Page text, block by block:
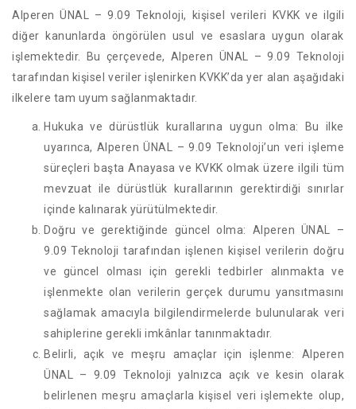
Alperen ÜNAL – 9.09 Teknoloji, kişisel verileri KVKK ve ilgili
diğer kanunlarda öngörülen usul ve esaslara uygun olarak
işlemektedir. Bu çerçevede, Alperen ÜNAL – 9.09 Teknoloji
tarafından kişisel veriler işlenirken KVKK’da yer alan aşağıdaki
ilkelere tam uyum sağlanmaktadır.
Hukuka ve dürüstlük kurallarına uygun olma: Bu ilke
uyarınca, Alperen ÜNAL – 9.09 Teknoloji’un veri işleme
süreçleri başta Anayasa ve KVKK olmak üzere ilgili tüm
mevzuat ile dürüstlük kurallarının gerektirdiği sınırlar
içinde kalınarak yürütülmektedir.
Doğru ve gerektiğinde güncel olma: Alperen ÜNAL –
9.09 Teknoloji tarafından işlenen kişisel verilerin doğru
ve güncel olması için gerekli tedbirler alınmakta ve
işlenmekte olan verilerin gerçek durumu yansıtmasını
sağlamak amacıyla bilgilendirmelerde bulunularak veri
sahiplerine gerekli imkânlar tanınmaktadır.
Belirli, açık ve meşru amaçlar için işlenme: Alperen
ÜNAL – 9.09 Teknoloji yalnızca açık ve kesin olarak
belirlenen meşru amaçlarla kişisel veri işlemekte olup,